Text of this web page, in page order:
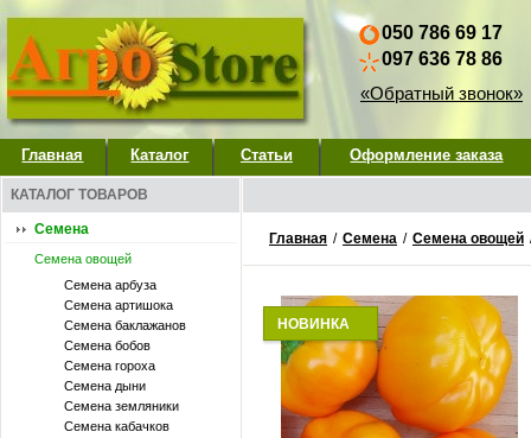
050 786 69 17
097 636 78 86
«Обратный звонок»
Главная Каталог Статьи Оформление заказа
КАТАЛОГ ТОВАРОВ
Семена
Семена овощей
Семена арбуза
Семена артишока
Семена баклажанов
Семена бобов
Семена гороха
Семена дыни
Семена земляники
Семена кабачков
Главная / Семена / Семена овощей
НОВИНКА